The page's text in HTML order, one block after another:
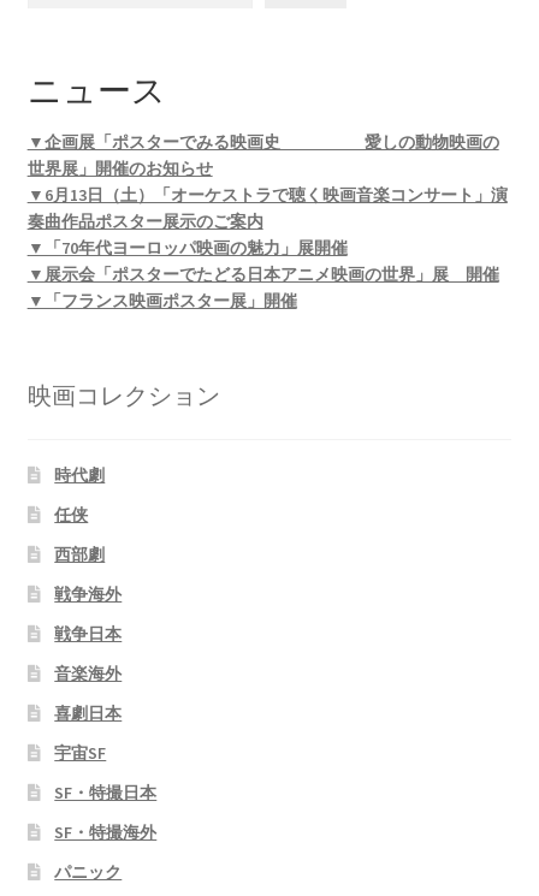
ニュース
▼企画展「ポスターでみる映画史 愛しの動物映画の
世界展」開催のお知らせ
▼6月13日（土）「オーケストラで聴く映画音楽コンサート」演
奏曲作品ポスター展示のご案内
▼「70年代ヨーロッパ映画の魅力」展開催
▼展示会「ポスターでたどる日本アニメ映画の世界」展 開催
▼「フランス映画ポスター展」開催
映画コレクション
時代劇
任侠
西部劇
戦争海外
戦争日本
音楽海外
喜劇日本
宇宙SF
SF・特撮日本
SF・特撮海外
パニック